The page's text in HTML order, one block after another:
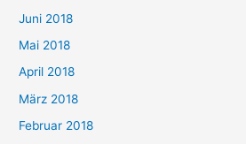
Juni 2018
Mai 2018
April 2018
März 2018
Februar 2018